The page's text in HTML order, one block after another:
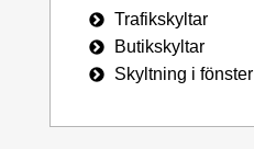
Trafikskyltar
Butikskyltar
Skyltning i fönster